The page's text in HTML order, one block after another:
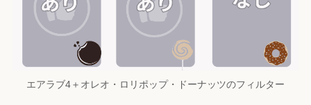
エアラブ4＋オレオ・ロリポップ・ドーナッツのフィルター